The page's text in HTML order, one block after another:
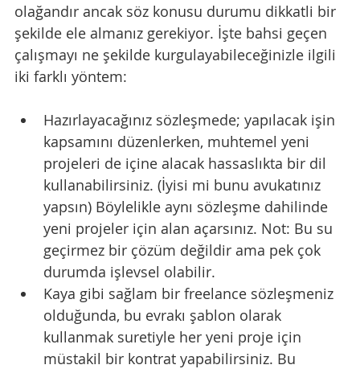
olağandır ancak söz konusu durumu dikkatli bir
şekilde ele almanız gerekiyor. İşte bahsi geçen
çalışmayı ne şekilde kurgulayabileceğinizle ilgili
iki farklı yöntem:
Hazırlayacağınız sözleşmede; yapılacak işin
kapsamını düzenlerken, muhtemel yeni
projeleri de içine alacak hassaslıkta bir dil
kullanabilirsiniz. (İyisi mi bunu avukatınız
yapsın) Böylelikle aynı sözleşme dahilinde
yeni projeler için alan açarsınız. Not: Bu su
geçirmez bir çözüm değildir ama pek çok
durumda işlevsel olabilir.
Kaya gibi sağlam bir freelance sözleşmeniz
olduğunda, bu evrakı şablon olarak
kullanmak suretiyle her yeni proje için
müstakil bir kontrat yapabilirsiniz. Bu